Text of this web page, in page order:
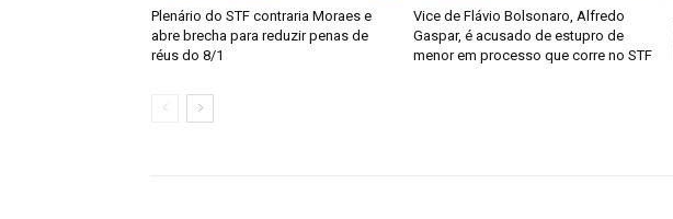
Plenário do STF contraria Moraes e
abre brecha para reduzir penas de
réus do 8/1
Vice de Flávio Bolsonaro, Alfredo
Gaspar, é acusado de estupro de
menor em processo que corre no STF